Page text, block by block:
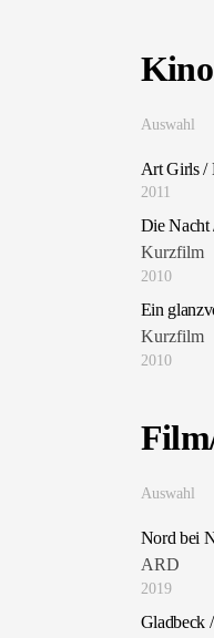
Kino
Auswahl
Art Girls /
2011
Die Nacht
Kurzfilm
2010
Ein
Kurzfilm
2010
Auswahl
Nord bei
ARD
2019
Gladbeck